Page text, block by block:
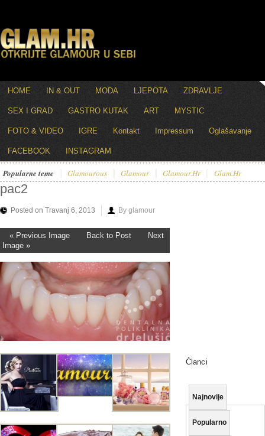
HOME IN & OUT MODA LJEPOTA ZDRAVLJE
SEX I GRAD GASTRO KUTAK ART MYSTIC
FOTO & VIDEO IGRE Kontakt Impressum Oglašavanje
FACEBOOK INSTAGRAM
Popularne teme Glamourous Glamour Glamour.hr Glam.hr
pac2
Posted on Travanj 6, 2013 By glamour
« Previous Image Back to Post
Next
Image »
Članci
Najnovije
Popularno